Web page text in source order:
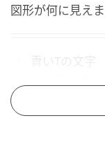
図形が何に見え
青いTの文字
茶色い椅子
カラフルチョ